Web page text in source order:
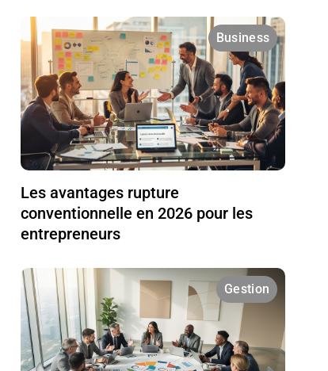
Business
Les avantages rupture
conventionnelle en 2026 pour les
entrepreneurs
Gestion